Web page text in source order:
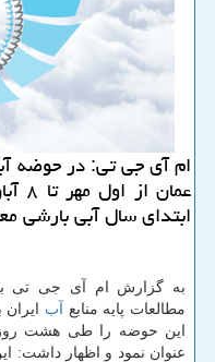
ام آی جی تی: در حوضه
ابتدای سال آبی بارشی معادل ۲۷ میلی متر رخ
به گزارش ام آی جی تی به
مطالعات پایه منابع آب
عنوان نمود و اظهار